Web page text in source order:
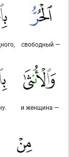
свободный —
и женщина —